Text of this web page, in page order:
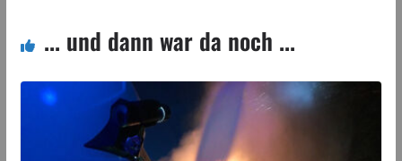
... und dann war da noch ...